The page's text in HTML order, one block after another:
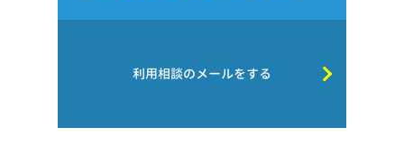
利用相談のメールをする